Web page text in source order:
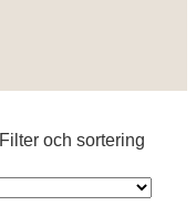
Filter och sortering